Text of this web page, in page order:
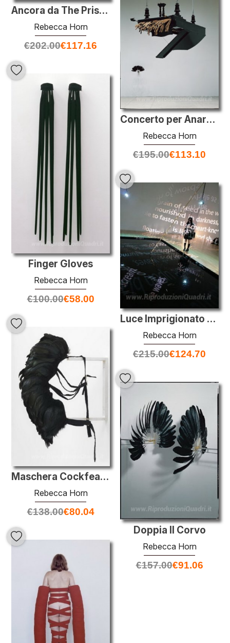
Ancora da The Prison Fan Feathered
Rebecca Horn
€202.00€117.16
Concerto per Anarchy
Rebecca Horn
€195.00€113.10
Finger Gloves
Rebecca Horn
€100.00€58.00
Luce Imprigionato nel ventre della balena
Rebecca Horn
€215.00€124.70
Maschera Cockfeather
Rebecca Horn
€138.00€80.04
Doppia Il Corvo
Rebecca Horn
€157.00€91.06